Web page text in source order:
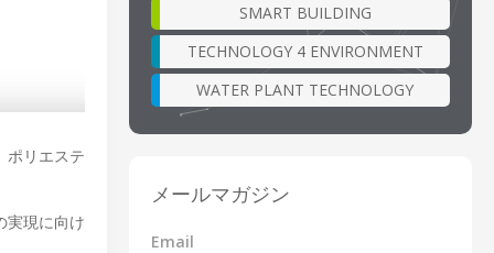
ポリエステ
実現に向け
SMART BUILDING
TECHNOLOGY 4 ENVIRONMENT
WATER PLANT TECHNOLOGY
メールマガジン
Email